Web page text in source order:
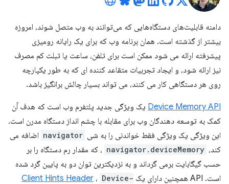
دامنه قابلیت‌های دستگاه‌هایی که می‌توانند به وب متصل شوند، امروزه
بیشتر از گذشته است. همان برنامه وب که برای یک رایانه رومیزی
پیشرفته ارائه می شود ممکن است برای تلفن، ساعت یا تبلت کم مصرف
نیز ارائه شود، و ایجاد تجربیات متقاعد کننده ای که به طور یکپارچه
روی هر دستگاهی کار می کنند، می تواند بسیار چالش برانگیز باشد.
Device Memory API یک ویژگی جدید پلتفرم وب است که هدف آن
کمک به توسعه دهندگان وب برای مقابله با چشم انداز دستگاه مدرن است.
این ویژگی یک ویژگی فقط خواندنی را به شی navigator اضافه می
کند، navigator.deviceMemory ، که مقدار رم دستگاه را بر
حسب گیگابایت برمی گرداند و به نزدیکترین توان دو به پایین گرد شده
است. API همچنین دارای یک
Client Hints Header ، Device-